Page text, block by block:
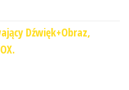
Dźwięk+Obraz,